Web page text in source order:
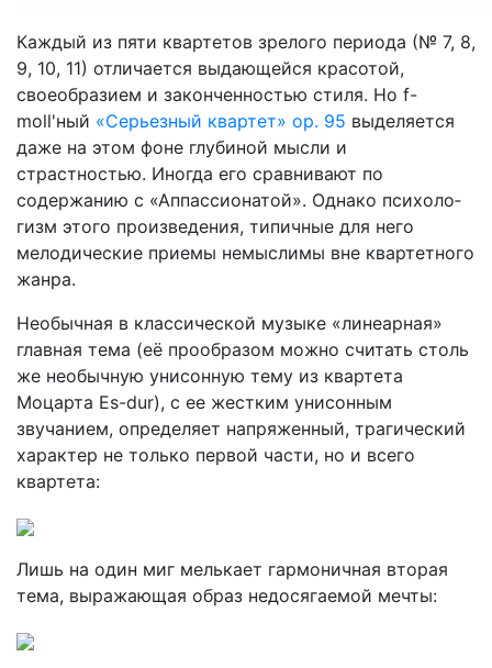
Каждый из пяти квартетов зрелого периода (№ 7, 8,
9, 10, 11) отличается выдающейся красотой,
своеобразием и законченностью стиля. Но f-
moll'ный «Серьезный квартет» ор. 95 выделяется
даже на этом фоне глубиной мысли и
страстностью. Иногда его сравнивают по
содержанию с «Аппассионатой». Однако психоло­
гизм этого произведения, типичные для него
мелодические приемы немыслимы вне квартетного
жанра.
Необычная в классической музыке «линеарная»
главная тема (её прообразом можно считать столь
же необычную унисонную тему из квартета
Моцарта Es-dur), с ее жестким унисонным
звучанием, определяет напряженный, трагический
характер не только первой части, но и всего
квартета:
Лишь на один миг мелькает гармоничная вторая
тема, выража­ющая образ недосягаемой мечты: